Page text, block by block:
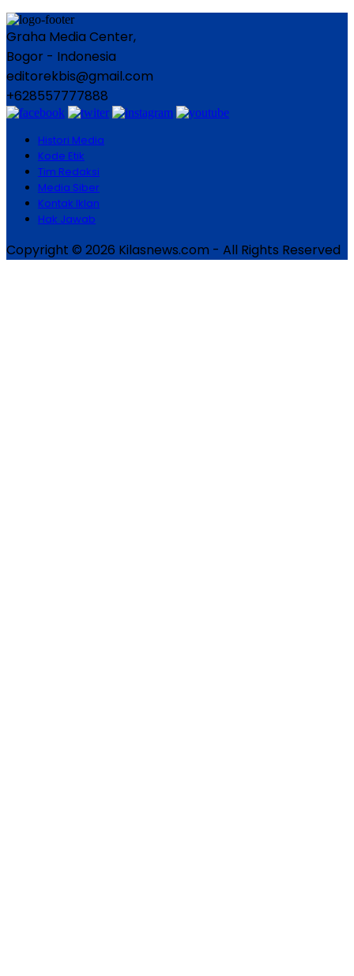
Graha Media Center,
Bogor - Indonesia
editorekbis@gmail.com
+628557777888
Histori Media
Kode Etik
Tim Redaksi
Media Siber
Kontak Iklan
Hak Jawab
Copyright © 2026 Kilasnews.com - All Rights Reserved